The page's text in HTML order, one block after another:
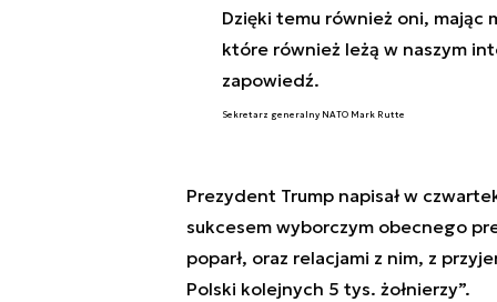
Dzięki temu również oni,
które również leżą w naszym
zapowiedź.
Sekretarz generalny NATO Mark Rutte
Prezydent Trump napisał w
sukcesem wyborczym obecnego
poparł, oraz relacjami z nim, z
Polski kolejnych 5 tys. żołnierzy”.